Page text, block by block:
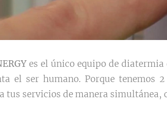
es el único equipo de
el ser humano. Porque tenemos
tus servicios de manera simultánea,